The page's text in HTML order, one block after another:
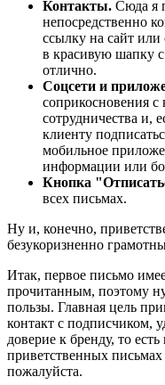
Контакты. Сюда я
непосредственно
ссылку на сайт
в красивую шапку
отлично.
Соцсети и
соприкосновения
сотрудничества и,
клиенту
мобильное
информации или
Кнопка
всех письмах.
Ну и, конечно,
безукоризненно
Итак, первое письмо
прочитанным, поэтому
пользы. Главная цель
контакт с подписчиком,
доверие к бренду, то
приветственных
пожалуйста.